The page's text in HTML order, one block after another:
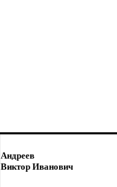
Андреев
Виктор Иванович